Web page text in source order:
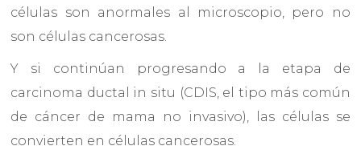
células son anormales al microscopio, pero no
son células cancerosas.
Y si continúan progresando a la etapa de
carcinoma ductal in situ (CDIS, el tipo más común
de cáncer de mama no invasivo), las células se
convierten en células cancerosas.